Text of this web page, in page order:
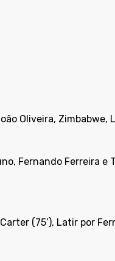
Oliveira, Zimbabwe,
Fernando Ferreira e
(75’), Latir por